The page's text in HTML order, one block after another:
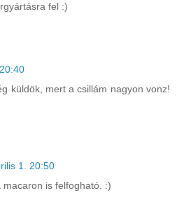
fel :)
küldök, mert a csillám nagyon vonz!
1. 20:50
is felfogható. :)